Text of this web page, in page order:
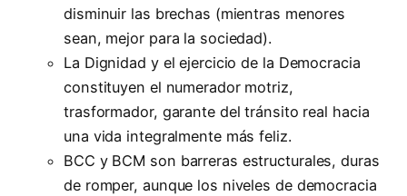
disminuir las brechas (mientras menores
sean, mejor para la sociedad).
La Dignidad y el ejercicio de la Democracia
constituyen el numerador motriz,
trasformador, garante del tránsito real hacia
una vida integralmente más feliz.
BCC y BCM son barreras estructurales, duras
de romper, aunque los niveles de democracia